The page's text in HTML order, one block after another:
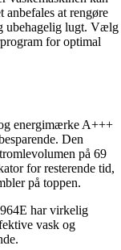
anbefales at rengøre
ubehagelig lugt. Vælg
for optimal
energimærke A+++
Den
på 69
for resterende tid,
på toppen.
har virkelig
vask og